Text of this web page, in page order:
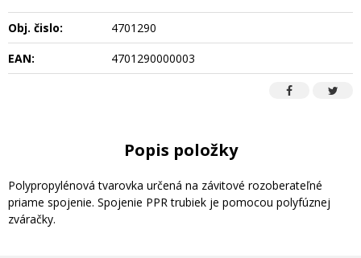
Obj. čislo:
4701290
EAN:
4701290000003
Popis položky
Polypropylénová tvarovka určená na závitové rozoberateľné
priame spojenie. Spojenie PPR trubiek je pomocou polyfúznej
zváračky.